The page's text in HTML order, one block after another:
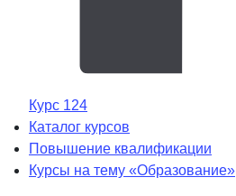
Курс 124
Каталог курсов
Повышение квалификации
Курсы на тему «Образование»